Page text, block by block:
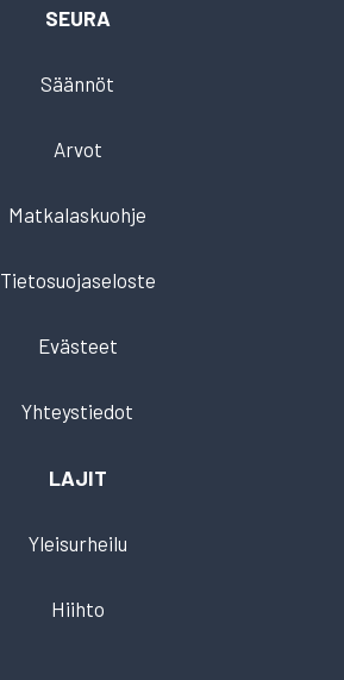
SEURA
Säännöt
Arvot
Matkalaskuohje
Tietosuojaseloste
Evästeet
Yhteystiedot
LAJIT
Yleisurheilu
Hiihto